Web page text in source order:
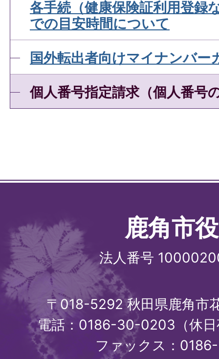
各手続（健康保険証利用登録
での目安時間について
国外転出者向けマイナンバー
個人番号指定請求（個人番号
鹿角市
法人番号
〒018-5292 秋田県鹿角市
電話：0186-30-0203（休
ファックス：